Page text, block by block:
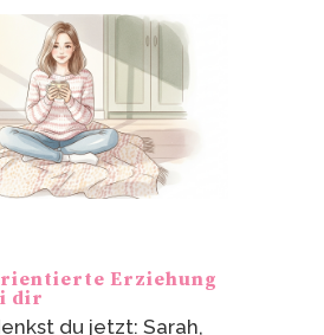
Erziehung
dir
du jetzt: Sarah,